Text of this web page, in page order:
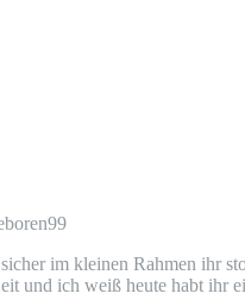
im kleinen Rahmen ihr
und ich weiß heute habt ihr